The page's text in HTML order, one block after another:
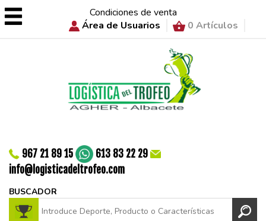
Condiciones de venta
Área de Usuarios
0 Artículos
967 21 89 15
613 83 22 29
info@logisticadeltrofeo.com
BUSCADOR